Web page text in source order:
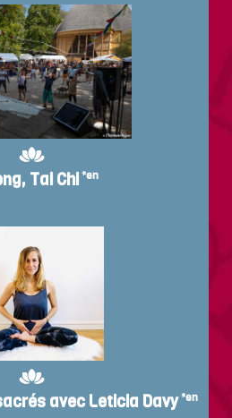
Tai Chi*en
avec Leticia Davy*en